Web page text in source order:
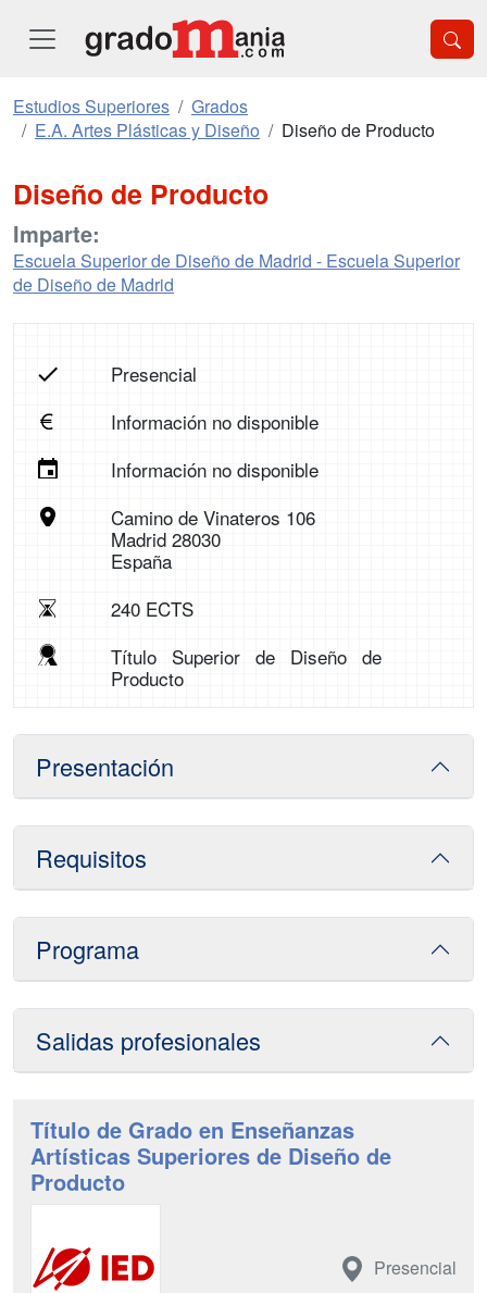
Estudios Superiores
Grados
E.A. Artes Plásticas y Diseño
Diseño de Producto
Diseño de Producto
Imparte:
Escuela Superior de Diseño de Madrid - Escuela Superior
de Diseño de Madrid
Presencial
Información no disponible
Información no disponible
Camino de Vinateros 106
Madrid 28030
España
240 ECTS
Título Superior de Diseño de
Producto
Presentación
Requisitos
Programa
Salidas profesionales
Título de Grado en Enseñanzas
Artísticas Superiores de Diseño de
Producto
Presencial